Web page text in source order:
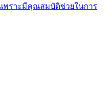
พราะมีคุณสมบัติช่วยในการ